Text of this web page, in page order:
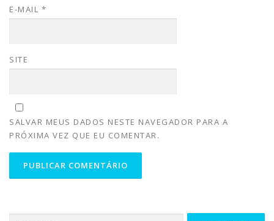
E-MAIL *
SITE
SALVAR MEUS DADOS NESTE NAVEGADOR PARA A
PRÓXIMA VEZ QUE EU COMENTAR.